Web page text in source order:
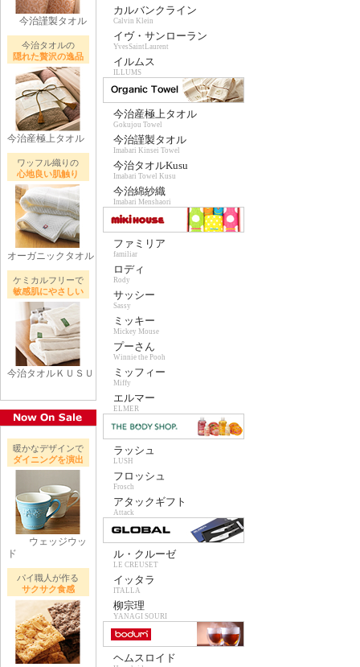
今治謹製タオル
今治タオルの
隠れた贅沢の逸品
今治産極上タオル
ワッフル織りの
心地良い肌触り
オーガニックタオル
ケミカルフリーで
敏感肌にやさしい
今治タオルＫＵＳＵ
暖かなデザインで
ダイニングを演出
ウェッジウッ
ド
パイ職人が作る
サクサク食感
カルバンクライン
Calvin Klein
イヴ・サンローラン
YvesSaintLaurent
イルムス
ILLUMS
今治産極上タオル
Gokujou Towel
今治謹製タオル
Imabari Kinsei Towel
今治タオルKusu
Imabari Towel Kusu
今治綿紗織
Imabari Menshaori
ファミリア
familiar
ロディ
Rody
サッシー
Sassy
ミッキー
Mickey Mouse
プーさん
Winnie the Pooh
ミッフィー
Miffy
エルマー
ELMER
ラッシュ
LUSH
フロッシュ
Frosch
アタックギフト
Attack
ル・クルーゼ
LE CREUSET
イッタラ
ITALLA
柳宗理
YANAGI SOURI
ヘムスロイド